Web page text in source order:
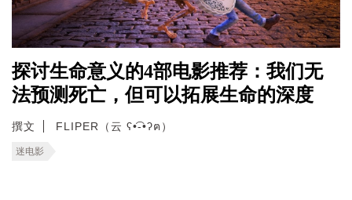
探讨生命意义的4部电影推荐：我们无
法预测死亡，但可以拓展生命的深度
撰文 FLIPER（云 ʕ•͡-•ʔฅ）
迷电影